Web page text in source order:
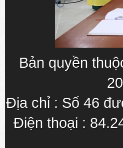
Bản quyền
Địa chỉ : Số 46
Điện thoại :